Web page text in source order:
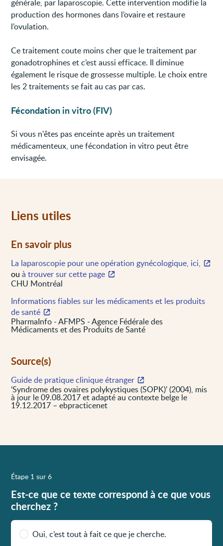
générale, par laparoscopie. Cette intervention modifie la
production des hormones dans l’ovaire et restaure
l’ovulation.
Ce traitement coute moins cher que le traitement par
gonadotrophines et c’est aussi efficace. Il diminue
également le risque de grossesse multiple. Le choix entre
les 2 traitements se fait au cas par cas.
Fécondation in vitro (FIV)
Si vous n'êtes pas enceinte après un traitement
médicamenteux, une fécondation in vitro peut être
envisagée.
Liens utiles
En savoir plus
La laparoscopie pour une opération gynécologique, ici,
ouà trouver sur cette page
CHU Montréal
Informations fiables sur les médicaments et les produits
de santé
PharmaInfo - AFMPS - Agence Fédérale des
Médicaments et des Produits de Santé
Source(s)
Guide de pratique clinique étranger
‘Syndrome des ovaires polykystiques (SOPK)’ (2004), mis
à jour le 09.08.2017 et adapté au contexte belge le
19.12.2017 – ebpracticenet
Étape 1 sur 6
Est-ce que ce texte correspond à ce que vous
cherchez ?
Oui, c’est tout à fait ce que je cherche.